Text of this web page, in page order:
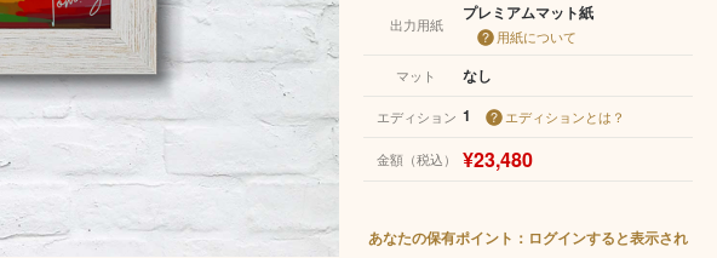
出力用紙
プレミアムマット紙
用紙について
マット
なし
エディション 1 エディションとは？
金額（税込） ¥23,480
あなたの保有ポイント：ログインすると表示され